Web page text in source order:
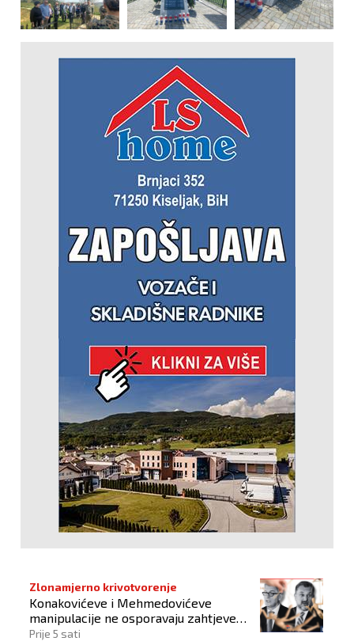
Zlonamjerno krivotvorenje
Konakovićeve i Mehmedovićeve
manipulacije ne osporavaju zahtjeve
Hrvata
Prije 5 sati